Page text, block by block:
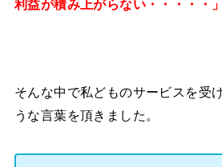
利益が積み上がらない・・・・・」
そんな中で私どものサービスを受
うな言葉を頂きました。